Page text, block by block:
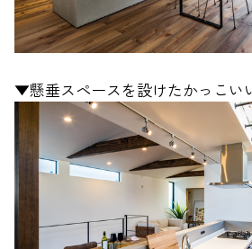
▼懸垂スペースを設けたかっこい